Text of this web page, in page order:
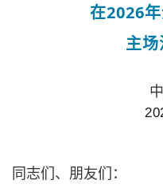
在2026
主
同志们、朋友们：